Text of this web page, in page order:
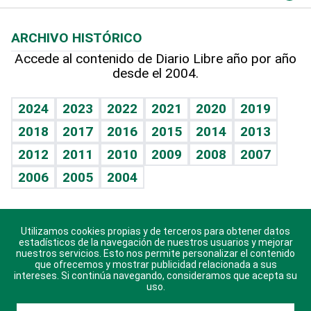
Hablando con el pediatra
Vida y familia
Eñe
Celebrando la vida
Sin complejos
En pocas palabras
Escuchando al corazón
Economía Personal
TBT Deportivo
Más firmas
Hecho en casa
Guía del dinero
Cumpleaños
Horóscopos
Crucigramas
ARCHIVO HISTÓRICO
Accede al contenido de Diario Libre año por año
desde el 2004.
2024 2023 2022 2021 2020
2019
2018
2017 2016 2015 2014
2013
2012
2011 2010 2009 2008
2007
2006
2005 2004
Descarga nuestras aplicaciones para Android, iOS y
sistema Huawei.
Utilizamos cookies propias y de terceros para obtener datos
estadísticos de la navegación de nuestros usuarios y mejorar
nuestros servicios. Esto nos permite personalizar el contenido
que ofrecemos y mostrar publicidad relacionada a sus
intereses. Si continúa navegando, consideramos que acepta su
uso.